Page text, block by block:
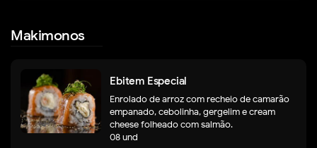
remove
Makimonos
Ebitem Especial
Enrolado de arroz com recheio de camarão
empanado, cebolinha, gergelim e cream
cheese folheado com salmão.
08 und